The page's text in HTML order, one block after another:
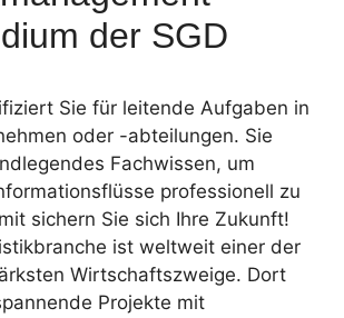
der SGD
Sie für leitende Aufgaben in
oder -abteilungen. Sie
Fachwissen, um
professionell zu
sichern Sie sich Ihre Zukunft!
ist weltweit einer der
Wirtschaftszweige. Dort
Projekte mit